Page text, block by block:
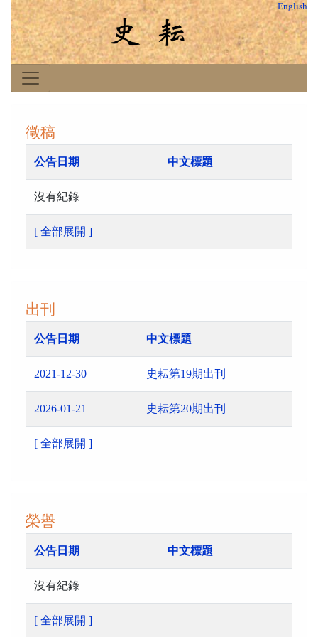
English
徵稿
公告日期 中文標題
沒有紀錄
[ 全部展開 ]
出刊
公告日期 中文標題
2021-12-30 史耘第19期出刊
2026-01-21 史耘第20期出刊
[ 全部展開 ]
榮譽
公告日期 中文標題
沒有紀錄
[ 全部展開 ]